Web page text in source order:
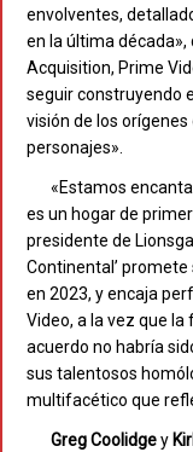
envolventes,
en la última década»,
Acquisition, Prime
seguir construyendo
visión de los orígenes
personajes».
«Estamos
es un hogar de
presidente de
Continental’
en 2023, y encaja
Video, a la vez que la
acuerdo no habría
sus talentosos
multifacético que
Greg Coolidgey